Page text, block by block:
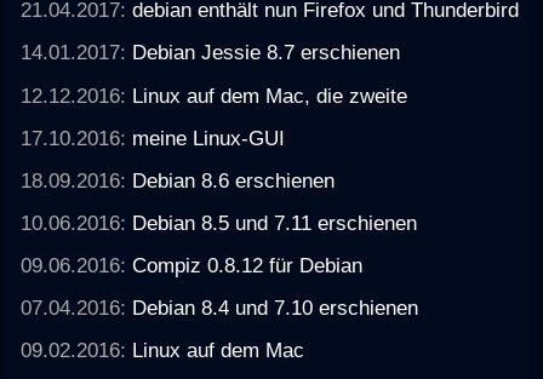
21.04.2017:debian enthält nun Firefox und Thunderbird
14.01.2017: Debian Jessie 8.7 erschienen
12.12.2016: Linux auf dem Mac, die zweite
17.10.2016: meine Linux-GUI
18.09.2016: Debian 8.6 erschienen
10.06.2016: Debian 8.5 und 7.11 erschienen
09.06.2016:Compiz 0.8.12 für Debian
07.04.2016: Debian 8.4 und 7.10 erschienen
09.02.2016: Linux auf dem Mac